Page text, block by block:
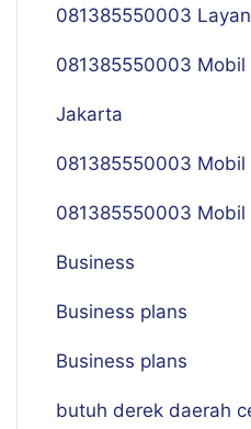
081385550003
081385550003 Mobil
Jakarta
081385550003 Mobil
081385550003 Mobil
Business
Business plans
Business plans
butuh derek daerah